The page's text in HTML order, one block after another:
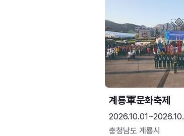
충청남도 계룡시